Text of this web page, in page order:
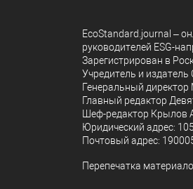
EcoStandard.journal –
руководителей ESG-
Зарегистрирован в
Учредитель и
Генеральный
Главный редактор
Шеф-редактор Крылов
Юридический адрес:
Почтовый адрес:
Перепечатка